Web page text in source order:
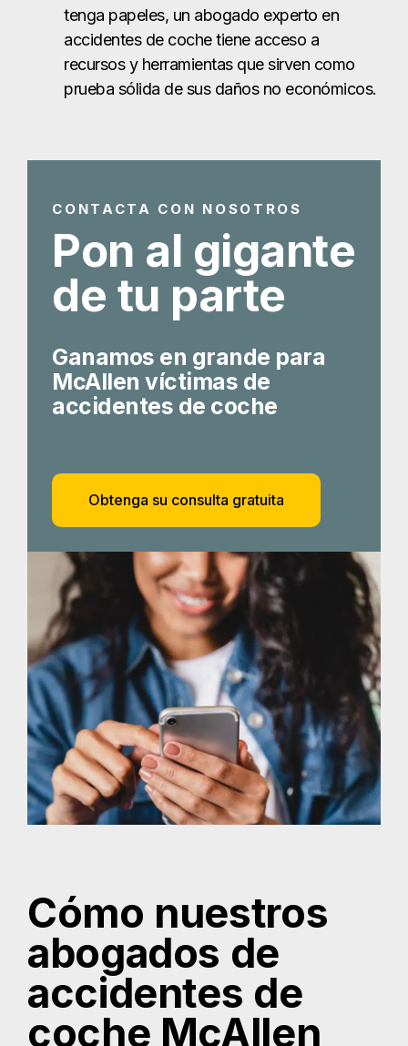
CONTACTA CON NOSOTROS
Pon al gigante
de tu parte
Ganamos en grande para
accidentes de coche
Obtenga su consulta gratuita
Cómo nuestros
abogados de
accidentes de
coche McAllen
En The Law Giant, nuestros abogados
especializados en lesiones por accidentes de
tráfico cuentan con una amplia experiencia y un
profundo conocimiento jurídico. Además de
contar con la ventaja que supone esta amplia